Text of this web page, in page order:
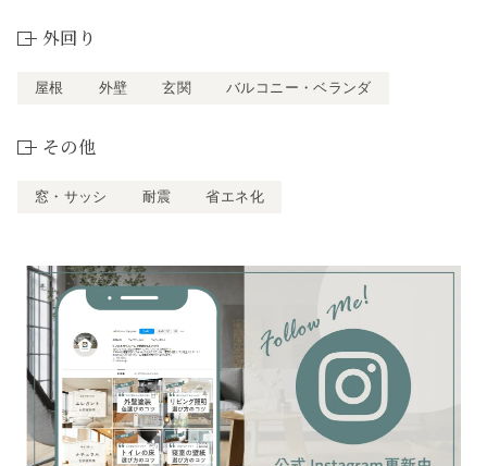
外回り
屋根 外壁 玄関 バルコニー・ベランダ
その他
窓・サッシ 耐震 省エネ化